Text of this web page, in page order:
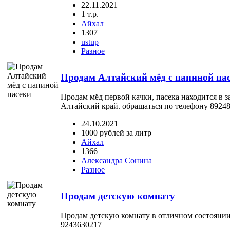
22.11.2021
1 т.р.
Айхал
1307
ustup
Разное
Продам Алтайский мёд с папиной
Продам мёд первой качки, пасека находится в
Алтайский край. обращаться по телефону
24.10.2021
1000 рублей за литр
Айхал
1366
Александра Сонина
Разное
Продам детскую комнату
Продам детскую комнату в отличном
9243630217